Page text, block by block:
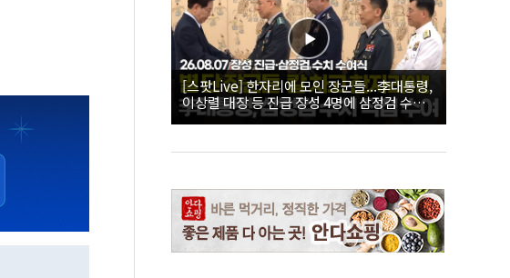
[스팟Live] 한자리에 모인 장군들...李대통령,
이상렬 대장 등 진급 장성 4명에 삼정검 수치
직접 수여｜26.08.07 장성 진급·삼정검 수치